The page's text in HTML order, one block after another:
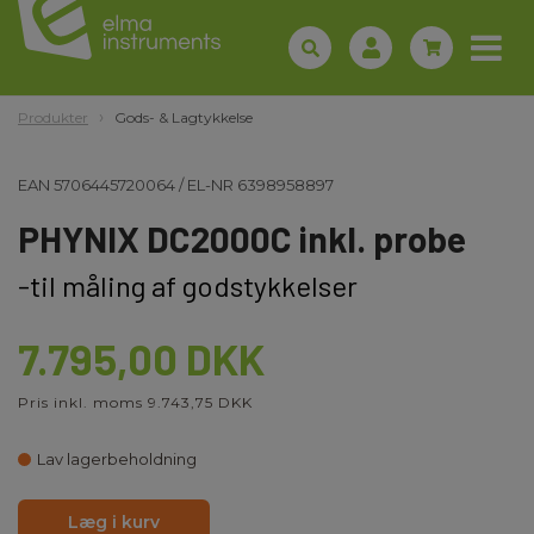
Produkter Gods- & Lagtykkelse
EAN 5706445720064/EL-NR 6398958897
PHYNIX DC2000C inkl. probe
-til måling af godstykkelser
7.795,00 DKK
Pris inkl. moms 9.743,75 DKK
Lav lagerbeholdning
Læg i kurv